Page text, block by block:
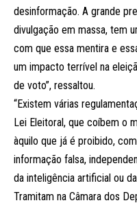
desinformação. A grande
divulgação em massa, tem
com que essa mentira e
um impacto terrível na
de voto”, ressaltou.
“Existem várias
Lei Eleitoral, que coíbem o
àquilo que já é proibido,
informação falsa,
da inteligência artificial ou
Tramitam na Câmara dos